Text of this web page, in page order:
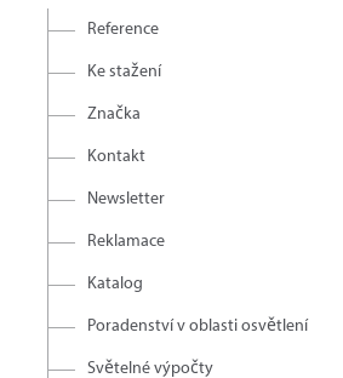
Reference
Ke stažení
Značka
Kontakt
Newsletter
Reklamace
Katalog
Poradenství v oblasti osvětlení
Světelné výpočty